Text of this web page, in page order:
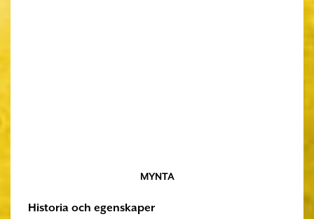
MYNTA
Historia och egenskaper